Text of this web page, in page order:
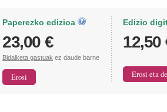
Paperezko edizioa
23,00 €
Bidalketa gastuak ez daude barne
Edizio
12,50